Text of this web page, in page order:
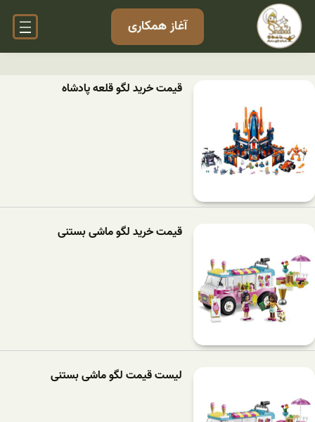
آغاز همکاری
قیمت خرید لگو قلعه پادشاه
قیمت خرید لگو ماشی بستنی
لیست قیمت لگو ماشی بستنی